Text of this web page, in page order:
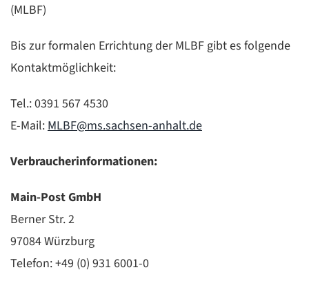
(MLBF)
Bis zur formalen Errichtung der MLBF gibt es folgende
Kontaktmöglichkeit:
Tel.: 0391 567 4530
E-Mail: MLBF@ms.sachsen-anhalt.de
Verbraucherinformationen:
Main-Post GmbH
Berner Str. 2
97084 Würzburg
Telefon: +49 (0) 931 6001-0